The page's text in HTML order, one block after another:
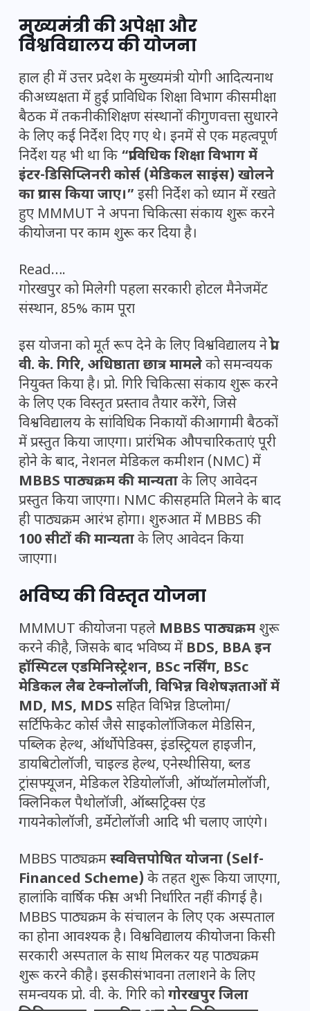
मुख्यमंत्री की अपेक्षा और
विश्वविद्यालय की योजना
हाल ही में उत्तर प्रदेश के मुख्यमंत्री योगी आदित्यनाथ
की अध्यक्षता में हुई प्राविधिक शिक्षा विभाग की समीक्षा
बैठक में तकनीकी शिक्षण संस्थानों की गुणवत्ता सुधारने
के लिए कई निर्देश दिए गए थे। इनमें से एक महत्वपूर्ण
निर्देश यह भी था कि “प्राविधिक शिक्षा विभाग में
इंटर-डिसिप्लिनरी कोर्स (मेडिकल साइंस) खोलने
का प्रयास किया जाए।” इसी निर्देश को ध्यान में रखते
हुए MMMUT ने अपना चिकित्सा संकाय शुरू करने
की योजना पर काम शुरू कर दिया है।
Read….
गोरखपुर को मिलेगी पहला सरकारी होटल मैनेजमेंट
संस्थान, 85% काम पूरा
इस योजना को मूर्त रूप देने के लिए विश्वविद्यालय नेप्रो.
वी. के. गिरि, अधिष्ठाता छात्र मामलेको समन्वयक
नियुक्त किया है। प्रो. गिरि चिकित्सा संकाय शुरू करने
के लिए एक विस्तृत प्रस्ताव तैयार करेंगे, जिसे
विश्वविद्यालय के सांविधिक निकायों की आगामी बैठकों
में प्रस्तुत किया जाएगा। प्रारंभिक औपचारिकताएं पूरी
होने के बाद, नेशनल मेडिकल कमीशन (NMC) में
MBBS पाठ्यक्रम की मान्यताके लिए आवेदन
प्रस्तुत किया जाएगा। NMC की सहमति मिलने के बाद
ही पाठ्यक्रम आरंभ होगा। शुरुआत में MBBS की
100 सीटों की मान्यताके लिए आवेदन किया
जाएगा।
भविष्य की विस्तृत योजना
MMMUT की योजना पहले MBBS पाठ्यक्रम शुरू
करने की है, जिसके बाद भविष्य में BDS, BBA इन
हॉस्पिटल एडमिनिस्ट्रेशन, BSc नर्सिंग, BSc
मेडिकल लैब टेक्नोलॉजी, विभिन्न विशेषज्ञताओं में
MD, MS, MDS सहित विभिन्न डिप्लोमा/
सर्टिफिकेट कोर्स जैसे साइकोलॉजिकल मेडिसिन,
पब्लिक हेल्थ, ऑर्थोपेडिक्स, इंडस्ट्रियल हाइजीन,
डायबिटोलॉजी, चाइल्ड हेल्थ, एनेस्थीसिया, ब्लड
ट्रांसफ्यूजन, मेडिकल रेडियोलॉजी, ऑप्थॉलमोलॉजी,
क्लिनिकल पैथोलॉजी, ऑब्सट्रिक्स एंड
गायनेकोलॉजी, डर्मेटोलॉजी आदि भी चलाए जाएंगे।
MBBS पाठ्यक्रमस्ववित्तपोषित योजना (Self-
Financed Scheme) के तहत शुरू किया जाएगा,
हालांकि वार्षिक फीस अभी निर्धारित नहीं की गई है।
MBBS पाठ्यक्रम के संचालन के लिए एक अस्पताल
का होना आवश्यक है। विश्वविद्यालय की योजना किसी
सरकारी अस्पताल के साथ मिलकर यह पाठ्यक्रम
शुरू करने की है। इसकी संभावना तलाशने के लिए
समन्वयक प्रो. वी. के. गिरि कोगोरखपुर जिला